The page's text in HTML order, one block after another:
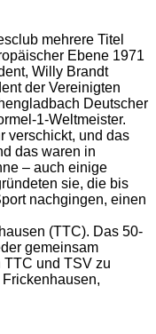
mehrere Titel
Ebene 1971
Willy Brandt
der Vereinigten
Deutscher
1-Weltmeister.
verschickt, und das
das waren in
– auch einige
sie, die bis
nachgingen, einen
(TTC). Das 50-
gemeinsam
TTC und TSV zu
Frickenhausen,